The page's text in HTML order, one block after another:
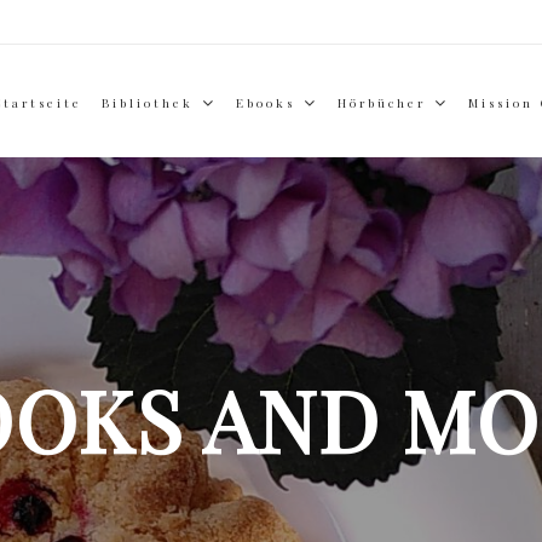
Bibliothek Ebooks Hörbücher Mission
AND